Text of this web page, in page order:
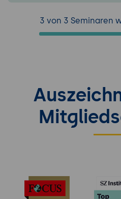
3 von 3 Seminaren